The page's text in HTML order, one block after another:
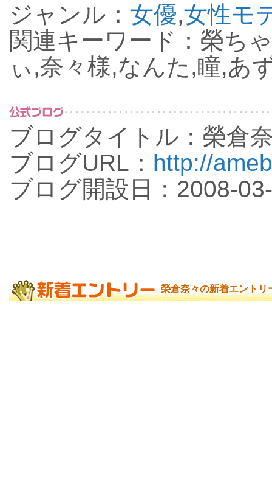
ジャンル： 女優,女性モ
関連キーワード：榮ち
ぃ,奈々様,なんた,瞳,あ
ブログタイトル：榮倉
ブログURL： http://
ブログ開設日：2008-
榮倉奈々の新着エントリ